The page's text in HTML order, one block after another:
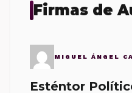
Firmas de
MIGUEL ÁNGEL
Esténtor